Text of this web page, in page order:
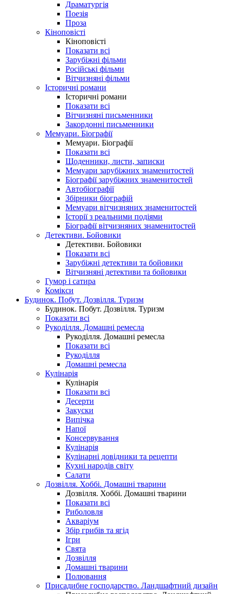
Драматургія
Поезія
Проза
Кіноповісті
Кіноповісті
Показати всі
Зарубіжні фільми
Російські фільми
Вітчизняні фільми
Історичні романи
Історичні романи
Показати всі
Вітчизняні письменники
Закордонні письменники
Мемуари. Біографії
Мемуари. Біографії
Показати всі
Щоденники, листи, записки
Мемуари зарубіжних знаменитостей
Біографії зарубіжних знаменитостей
Автобіографії
Збірники біографій
Мемуари вітчизняних знаменитостей
Історії з реальними подіями
Біографії вітчизняних знаменитостей
Детективи. Бойовики
Детективи. Бойовики
Показати всі
Зарубіжні детективи та бойовики
Вітчизняні детективи та бойовики
Гумор і сатира
Комікси
Будинок. Побут. Дозвілля. Туризм
Будинок. Побут. Дозвілля. Туризм
Показати всі
Рукоділля. Домашні ремесла
Рукоділля. Домашні ремесла
Показати всі
Рукоділля
Домашні ремесла
Кулінарія
Кулінарія
Показати всі
Десерти
Закуски
Випічка
Напої
Консервування
Кулінарія
Кулінарні довідники та рецепти
Кухні народів світу
Салати
Дозвілля. Хоббі. Домашні тварини
Дозвілля. Хоббі. Домашні тварини
Показати всі
Риболовля
Акваріум
Збір грибів та ягід
Ігри
Свята
Дозвілля
Домашні тварини
Полювання
Присадибне господарство. Ландшафтний дизайн